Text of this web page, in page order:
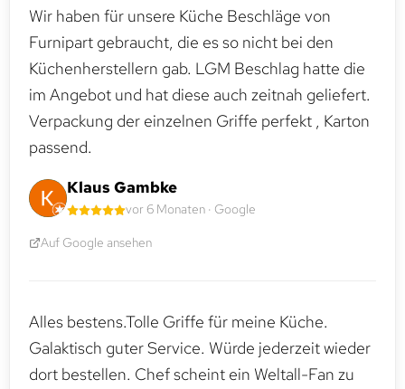
Wir haben für unsere Küche Beschläge von
Furnipart gebraucht, die es so nicht bei den
Küchenherstellern gab. LGM Beschlag hatte die
im Angebot und hat diese auch zeitnah geliefert.
Verpackung der einzelnen Griffe perfekt , Karton
passend.
Klaus Gambke
vor 6 Monaten · Google
Auf Google ansehen
Alles bestens.Tolle Griffe für meine Küche.
Galaktisch guter Service. Würde jederzeit wieder
dort bestellen. Chef scheint ein Weltall-Fan zu